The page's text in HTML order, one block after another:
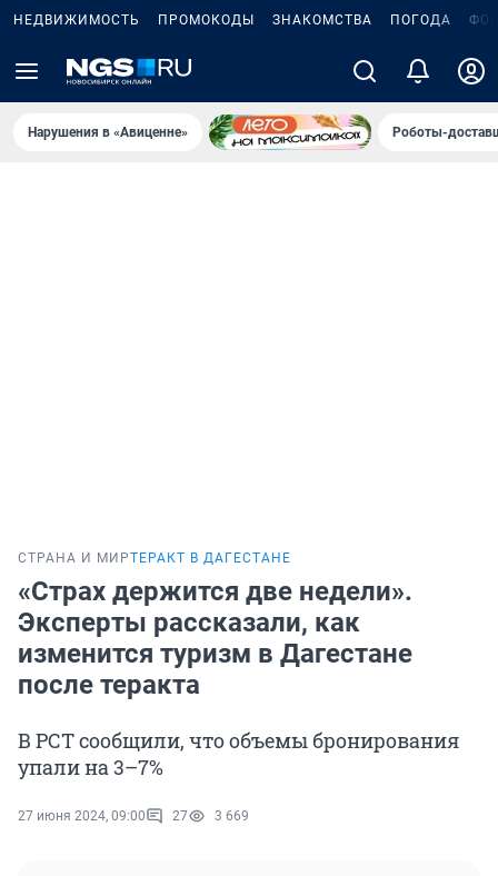
НЕДВИЖИМОСТЬ ПРОМОКОДЫ ЗНАКОМСТВА ПОГОДА
Нарушения в «Авиценне» Роботы-
СТРАНА И МИРТЕРАКТ В ДАГЕСТАНЕ
«Страх держится две недели».
Эксперты рассказали, как
изменится туризм в Дагестане
после теракта
В РСТ сообщили, что объемы бронирования
упали на 3–7%
27 июня 2024, 09:00 27 3 669